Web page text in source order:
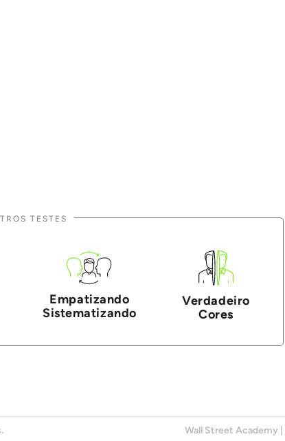
TESTES
Empatizando
Sistematizando
Verdadeiro
Cores
Wall Street Academy